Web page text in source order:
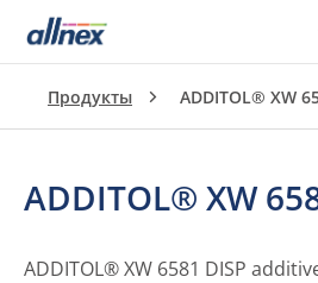
Продукты ADDITOL® XW
ADDITOL® XW
ADDITOL® XW 6581 DISP